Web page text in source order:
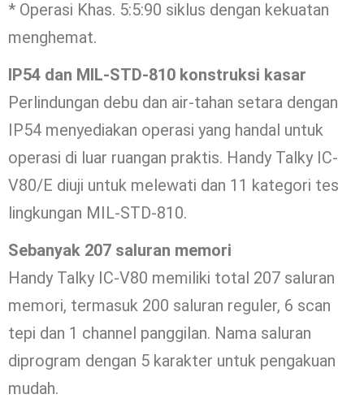
* Operasi Khas. 5:5:90 siklus dengan kekuatan
menghemat.
IP54 dan MIL-STD-810 konstruksi kasar
Perlindungan debu dan air-tahan setara dengan
IP54 menyediakan operasi yang handal untuk
operasi di luar ruangan praktis. Handy Talky IC-
V80/E diuji untuk melewati dan 11 kategori tes
lingkungan MIL-STD-810.
Sebanyak 207 saluran memori
Handy Talky IC-V80 memiliki total 207 saluran
memori, termasuk 200 saluran reguler, 6 scan
tepi dan 1 channel panggilan. Nama saluran
diprogram dengan 5 karakter untuk pengakuan
mudah.